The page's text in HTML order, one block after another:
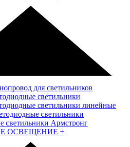
для светильников
светильники
светильники линейные
светильники
светильники Армстронг
ОСВЕЩЕНИЕ +